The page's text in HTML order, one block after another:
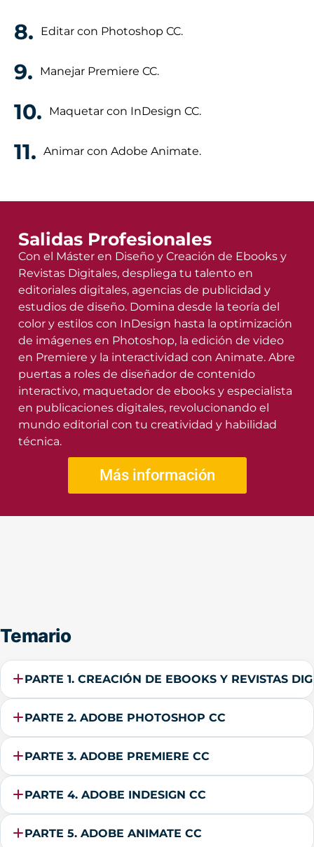
8.
Editar con Photoshop CC.
9. Manejar Premiere CC.
10. Maquetar con InDesign CC.
11. Animar con Adobe Animate.
Salidas Profesionales
Con el Máster en Diseño y Creación de Ebooks y
Revistas Digitales, despliega tu talento en
editoriales digitales, agencias de publicidad y
estudios de diseño. Domina desde la teoría del
color y estilos con InDesign hasta la optimización
de imágenes en Photoshop, la edición de video
en Premiere y la interactividad con Animate. Abre
puertas a roles de diseñador de contenido
interactivo, maquetador de ebooks y especialista
en publicaciones digitales, revolucionando el
mundo editorial con tu creatividad y habilidad
técnica.
Más información
Temario
PARTE 1. CREACIÓN DE EBOOKS Y REVISTAS
PARTE 2. ADOBE PHOTOSHOP CC
PARTE 3. ADOBE PREMIERE CC
PARTE 4. ADOBE INDESIGN CC
PARTE 5. ADOBE ANIMATE CC